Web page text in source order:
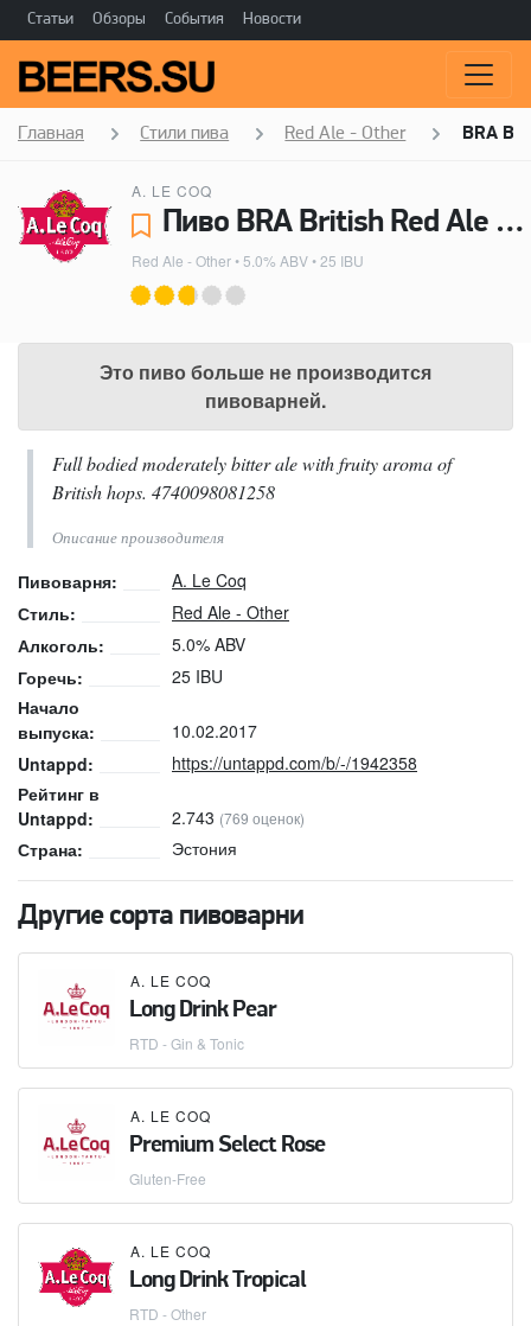
Статьи Обзоры События Новости
Главная Стили пива Red Ale - Other BRA
A. LE COQ
Пиво BRA British Red Ale - A. Le Coq
Red Ale - Other• 5.0% ABV • 25 IBU
Это пиво больше не производится
пивоварней.
Full bodied moderately bitter ale with fruity aroma of
British hops. 4740098081258
Описание производителя
Пивоварня:
A. Le Coq
Стиль:
Red Ale - Other
Алкоголь:
5.0% ABV
Горечь:
25 IBU
Начало
выпуска:
10.02.2017
Untappd:
https://untappd.com/b/-/1942358
Рейтинг в
Untappd:
2.743 (769 оценок)
Страна: Эстония
Другие сорта пивоварни
A. LE COQ
Long Drink Pear
RTD - Gin & Tonic
A. LE COQ
Premium Select Rose
Gluten-Free
A. LE COQ
Long Drink Tropical
RTD - Other